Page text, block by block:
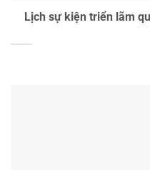
Lịch sự kiện triển lãm